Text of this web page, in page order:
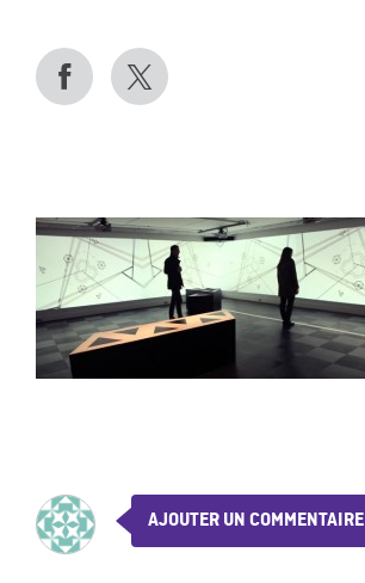
AJOUTER UN COMMENTAIRE